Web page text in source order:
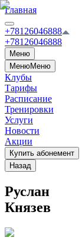
Главная
+78126046888
+78126046888
Меню
МенюМеню
Клубы
Тарифы
Расписание
Тренировки
Услуги
Новости
Акции
Купить абонемент
Назад
Руслан
Князев